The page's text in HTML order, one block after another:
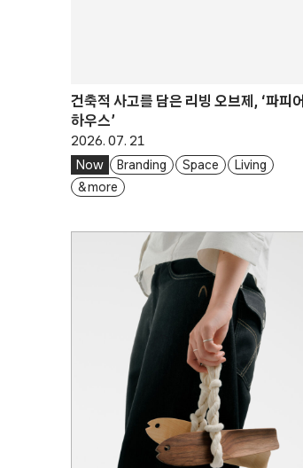
건축적 사고를 담은 리빙 오브제, ‘파피어
하우스’
2026. 07. 21
Now Branding Space
Living
& more